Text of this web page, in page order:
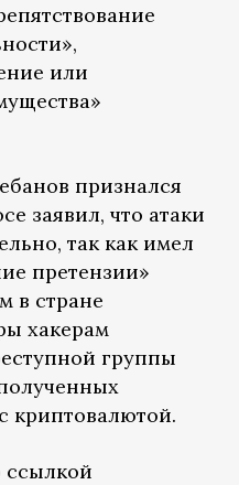
или
признался
заявил, что атаки
так как имел
претензии»
в стране
хакерам
группы
криптовалютой.
ссылкой